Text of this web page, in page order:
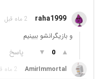
raha1999 2 ماه قبل
و بازیگرانشو ببینیم
▲
0
▼ پاسخ
AmirImmortal 2 ماه قبل